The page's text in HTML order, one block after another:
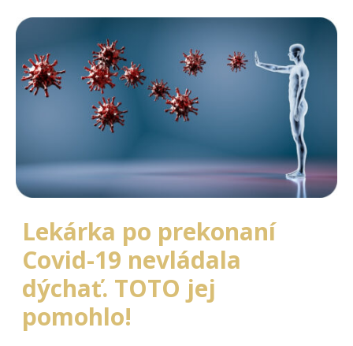
Lekárka po prekonaní
Covid-19 nevládala
dýchať. TOTO jej
pomohlo!